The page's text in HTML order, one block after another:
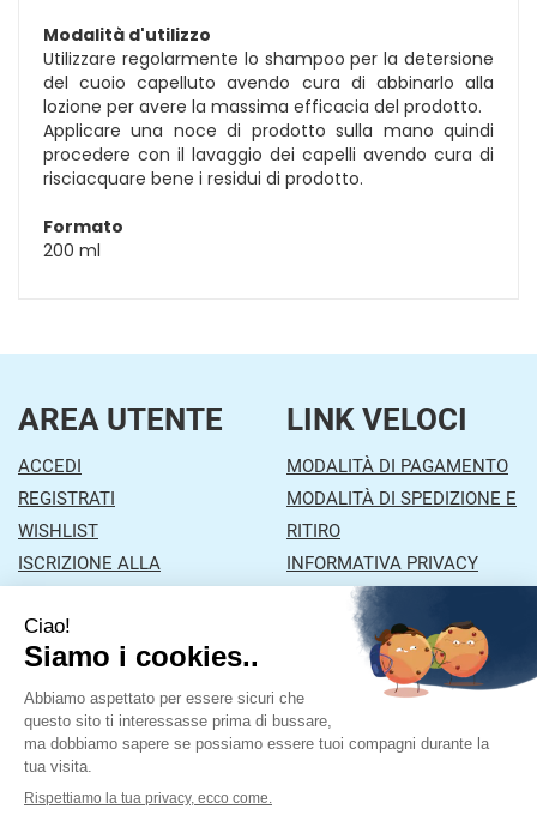
Modalità d'utilizzo
Utilizzare regolarmente lo shampoo per la detersione
del cuoio capelluto avendo cura di abbinarlo alla
lozione per avere la massima efficacia del prodotto.
Applicare una noce di prodotto sulla mano quindi
procedere con il lavaggio dei capelli avendo cura di
risciacquare bene i residui di prodotto.
Formato
200 ml
AREA UTENTE
ACCEDI
REGISTRATI
WISHLIST
ISCRIZIONE ALLA
CONTATTI
LINK VELOCI
MODALITÀ DI PAGAMENTO
MODALITÀ DI SPEDIZIONE E
RITIRO
INFORMATIVA PRIVACY
CONDIZIONI DI VENDITA
Farmacia Mazzola- Via Orzinuovi, 26/A 25030 Lograto
(BS)
|Tel.: 030978453